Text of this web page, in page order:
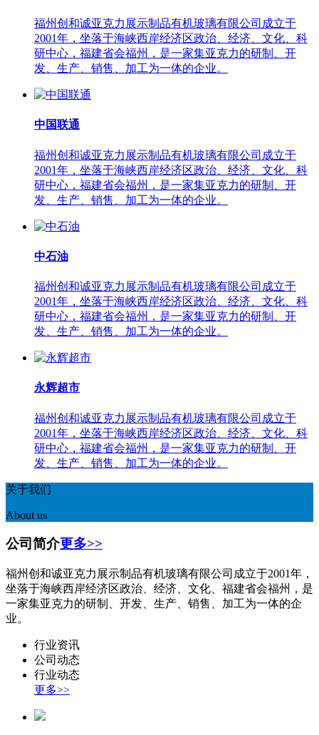
福州创和诚亚克力展示制品有机玻璃有限公司成立于
2001年，坐落于海峡西岸经济区政治、经济、文化、科
研中心，福建省会福州，是一家集亚克力的研制、开
发、生产、销售、加工为一体的企业。
中国联通
福州创和诚亚克力展示制品有机玻璃有限公司成立于
2001年，坐落于海峡西岸经济区政治、经济、文化、科
研中心，福建省会福州，是一家集亚克力的研制、开
发、生产、销售、加工为一体的企业。
中石油
福州创和诚亚克力展示制品有机玻璃有限公司成立于
2001年，坐落于海峡西岸经济区政治、经济、文化、科
研中心，福建省会福州，是一家集亚克力的研制、开
发、生产、销售、加工为一体的企业。
永辉超市
福州创和诚亚克力展示制品有机玻璃有限公司成立于
2001年，坐落于海峡西岸经济区政治、经济、文化、科
研中心，福建省会福州，是一家集亚克力的研制、开
发、生产、销售、加工为一体的企业。
关于我们
About us
公司简介更多>>
福州创和诚亚克力展示制品有机玻璃有限公司成立于2001年，
坐落于海峡西岸经济区政治、经济、文化、福建省会福州，是
一家集亚克力的研制、开发、生产、销售、加工为一体的企
业。
行业资讯
公司动态
行业动态
更多>>